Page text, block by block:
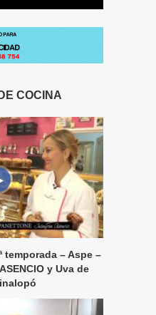
COCINA
temporada – Aspe –
y Uva de